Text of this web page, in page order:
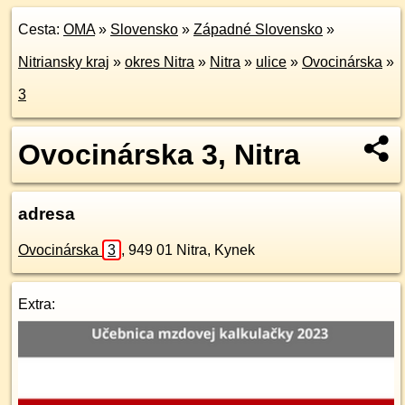
Cesta: OMA» Slovensko » Západné Slovensko »
Nitriansky kraj » okres Nitra » Nitra » ulice » Ovocinárska »
3
Ovocinárska 3, Nitra
adresa
Ovocinárska 3 , 949 01 Nitra, Kynek
Extra: